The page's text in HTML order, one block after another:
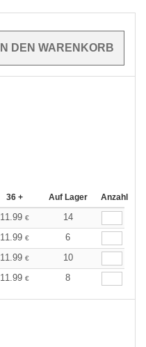
36 + Auf Lager Anzahl
11.99 €
14
11.99 €
6
11.99 €
10
11.99 € 8